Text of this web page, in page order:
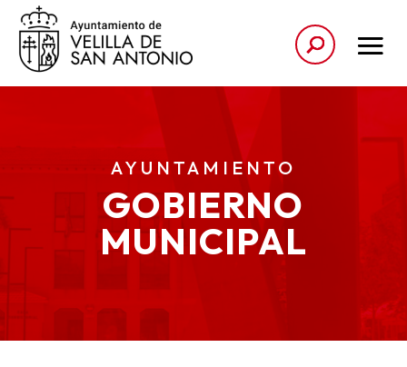
AYUNTAMIENTO
GOBIERNO
MUNICIPAL